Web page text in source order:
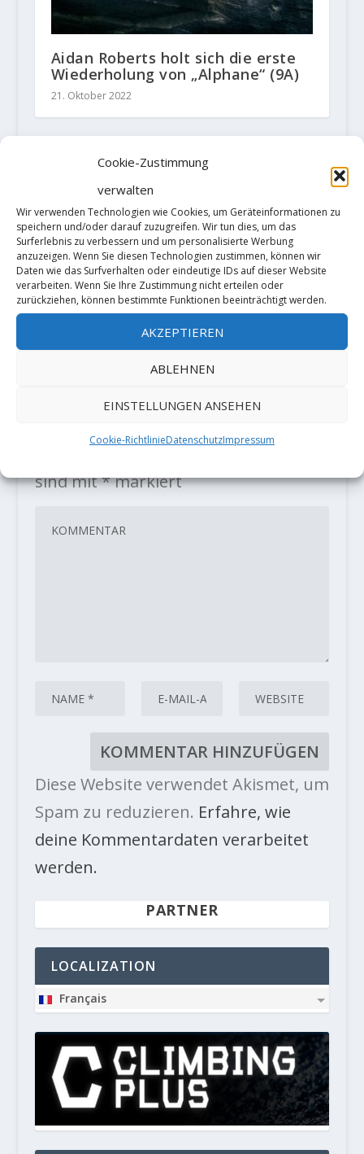
Cookie-Zustimmung
verwalten
Wir verwenden Technologien wie Cookies, um Geräteinformationen zu
speichern und/oder darauf zuzugreifen. Wir tun dies, um das
Surferlebnis zu verbessern und um personalisierte Werbung
anzuzeigen. Wenn Sie diesen Technologien zustimmen, können wir
Daten wie das Surfverhalten oder eindeutige IDs auf dieser Website
verarbeiten. Wenn Sie Ihre Zustimmung nicht erteilen oder
zurückziehen, können bestimmte Funktionen beeinträchtigt werden.
AKZEPTIEREN
ABLEHNEN
EINSTELLUNGEN ANSEHEN
Cookie-RichtlinieDatenschutzImpressum
Aidan Roberts holt sich die erste
Wiederholung von „Alphane“ (9A)
21. Oktober 2022
TRACKBACKS/PINGBACKS
Dorothea "Doro" Karalus meldet
"Santoku" 8B - Der Kletterblock
[…] Boulder dieses Grades klettern.
Erst im November letzten Jahres
konnte sie im selben Gebiet
„Wirbeljet“ 8B klettern. Der
Deine E-Mail-Adresse wird nicht
sind mit*markiert
Diese Website verwendet Akismet, um
Spam zu reduzieren. Erfahre, wie
deine Kommentardaten verarbeitet
werden.
PARTNER
LOCALIZATION
Français